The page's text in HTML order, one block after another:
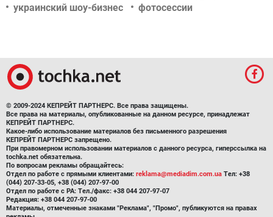
украинский шоу-бизнес
фотосессии
© 2009-2024 КЕПРЕЙТ ПАРТНЕРС. Все права защищены.
Все права на материалы, опубликованные на данном ресурсе, принадлежат
КЕПРЕЙТ ПАРТНЕРС.
Какое-либо использование материалов без письменного разрешения
КЕПРЕЙТ ПАРТНЕРС запрещено.
При правомерном использовании материалов с данного ресурса, гиперссылка на
tochka.net обязательна.
По вопросам рекламы обращайтесь:
Отдел по работе с прямыми клиентами: reklama@mediadim.com.ua Тел: +38
(044) 207-33-05, +38 (044) 207-97-00
Отдел по работе с РА: Тел./факс: +38 044 207-97-07
Редакция: +38 044 207-97-00
Материалы, отмеченные знаками "Реклама", "Промо", публикуются на правах